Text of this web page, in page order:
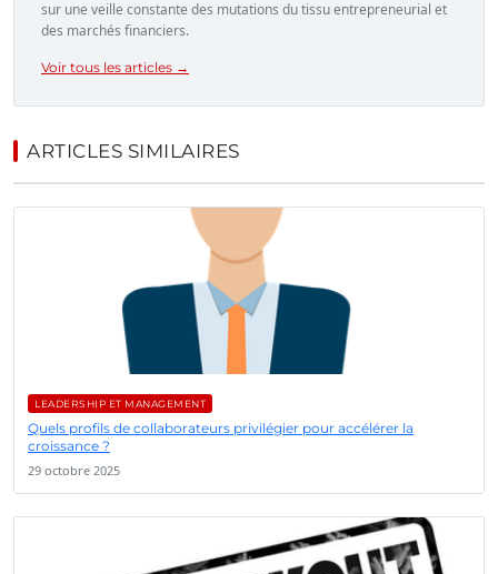
sur une veille constante des mutations du tissu entrepreneurial et
des marchés financiers.
Voir tous les articles →
ARTICLES SIMILAIRES
LEADERSHIP ET MANAGEMENT
Quels profils de collaborateurs privilégier pour accélérer la
croissance ?
29 octobre 2025